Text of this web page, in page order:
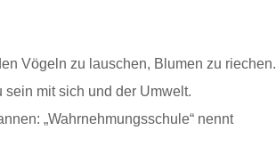
Vögeln zu lauschen, Blumen zu riechen.
mit sich und der Umwelt.
„Wahrnehmungsschule“ nennt